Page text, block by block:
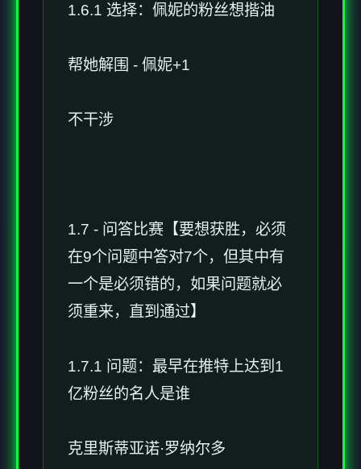
1.6.1 选择：佩妮的粉丝想揩油
帮她解围 - 佩妮+1
不干涉
1.7 - 问答比赛【要想获胜，必须
在9个问题中答对7个，但其中有
一个是必须错的，如果问题就必
须重来，直到通过】
1.7.1 问题：最早在推特上达到1
亿粉丝的名人是谁
克里斯蒂亚诺·罗纳尔多